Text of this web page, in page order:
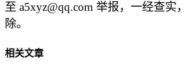
至 a5xyz@qq.com 举报，一经查实
除。
相关文章